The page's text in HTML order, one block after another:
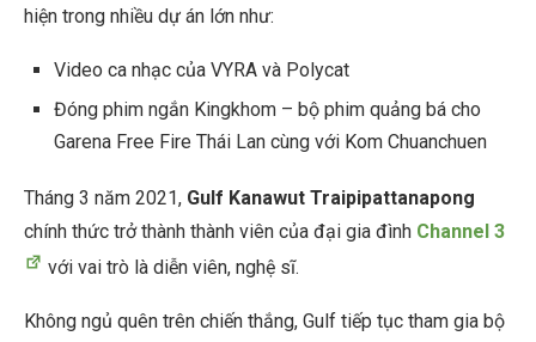
hiện trong nhiều dự án lớn như:
Video ca nhạc của VYRA và Polycat
Đóng phim ngắn Kingkhom – bộ phim quảng bá cho
Garena Free Fire Thái Lan cùng với Kom Chuanchuen
Tháng 3 năm 2021, Gulf Kanawut Traipipattanapong
chính thức trở thành thành viên của đại gia đình Channel 3
với vai trò là diễn viên, nghệ sĩ.
Không ngủ quên trên chiến thắng, Gulf tiếp tục tham gia bộ